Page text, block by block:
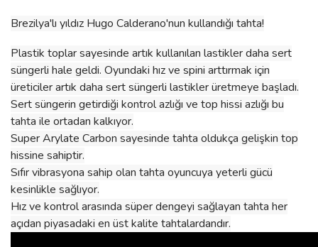
Brezilya'lı yıldız Hugo Calderano'nun kullandığı tahta!
Plastik toplar sayesinde artık kullanılan lastikler daha sert
süngerli hale geldi. Oyundaki hız ve spini arttırmak için
üreticiler artık daha sert süngerli lastikler üretmeye başladı.
Sert süngerin getirdiği kontrol azlığı ve top hissi azlığı bu
tahta ile ortadan kalkıyor.
Super Arylate Carbon sayesinde tahta oldukça gelişkin top
hissine sahiptir.
Sıfır vibrasyona sahip olan tahta oyuncuya yeterli gücü
kesinlikle sağlıyor.
Hız ve kontrol arasında süper dengeyi sağlayan tahta her
açıdan piyasadaki en üst kalite tahtalardandır.